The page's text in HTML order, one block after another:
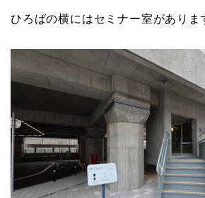
ひろばの横にはセミナー室がありま